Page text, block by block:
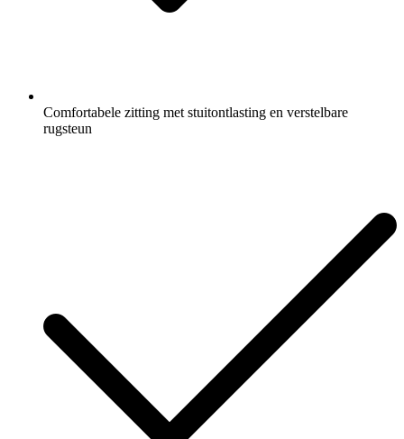
Comfortabele zitting met stuitontlasting en verstelbare
rugsteun